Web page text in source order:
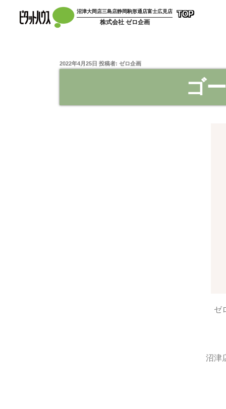
沼津大岡店三島店静岡駒形通店富士広見店
株式会社 ゼロ企画
TOP
2022年4月25日 投稿者: ゼロ企画
ゴ
ゼ
沼津